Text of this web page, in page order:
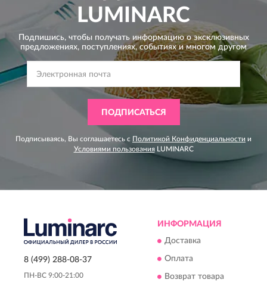
LUMINARC
Подпишись, чтобы получать информацию о эксклюзивных
предложениях, поступлениях, событиях и многом другом
ПОДПИСАТЬСЯ
Подписываясь, Вы соглашаетесь с Политикой Конфиденциальности и
Условиями пользованияLUMINARC
8 (499) 288-08-37
ПН-ВС 9:00-21:00
ИНФОРМАЦИЯ
Доставка
Оплата
Возврат товара